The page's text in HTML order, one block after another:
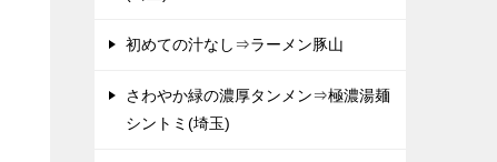
初めての汁なし⇒ラーメン豚山
さわやか緑の濃厚タンメン⇒極濃湯麺
シントミ(埼玉)